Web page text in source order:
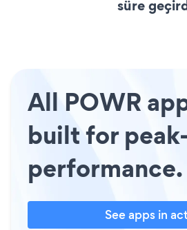
süre
All POWR
built for
performance.
See apps in